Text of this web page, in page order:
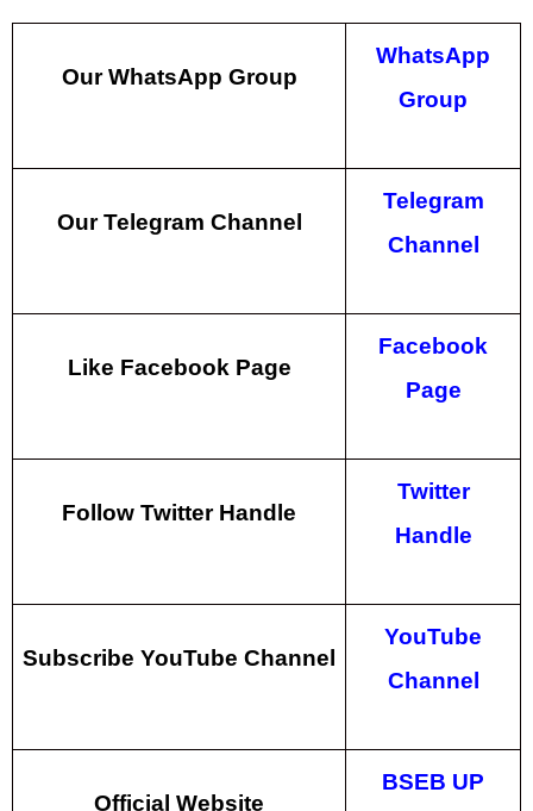
Our WhatsApp Group
WhatsApp
Group
Our Telegram Channel
Telegram
Channel
Like Facebook Page
Facebook
Page
Follow Twitter Handle
Twitter
Handle
Subscribe YouTube Channel
YouTube
Channel
Official Website
BSEB UP